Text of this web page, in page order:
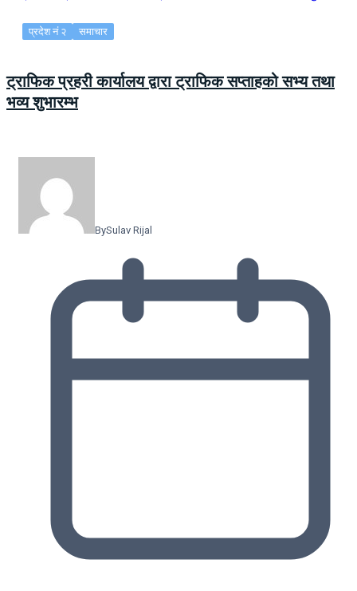
प्रदेश नं २ समाचार
ट्राफिक प्रहरी कार्यालय द्वारा ट्राफिक सप्ताहको सभ्य तथा
भव्य शुभारम्भ
BySulav Rijal